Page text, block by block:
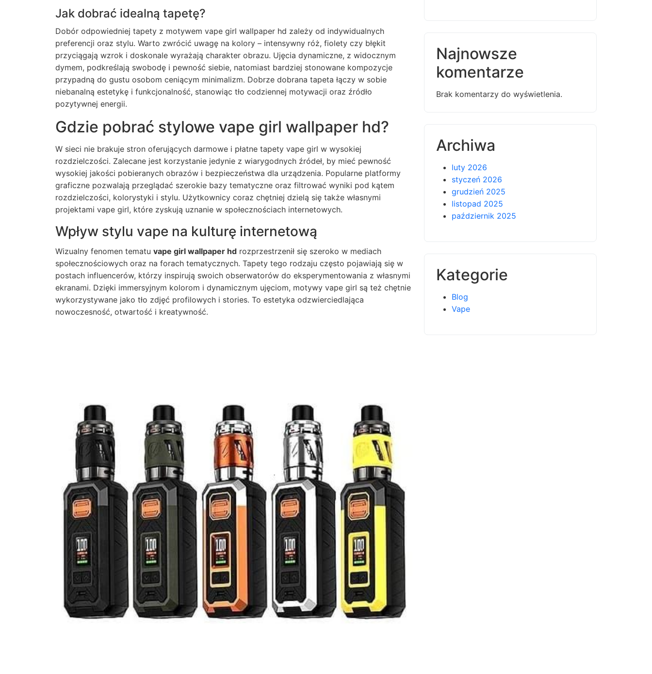
Jak dobrać idealną tapetę?
Dobór odpowiedniej tapety z motywem vape girl wallpaper hd zależy od indywidualnych
preferencji oraz stylu. Warto zwrócić uwagę na kolory – intensywny róż, fiolety czy błękit
przyciągają wzrok i doskonale wyrażają charakter obrazu. Ujęcia dynamiczne, z widocznym
dymem, podkreślają swobodę i pewność siebie, natomiast bardziej stonowane kompozycje
przypadną do gustu osobom ceniącym minimalizm. Dobrze dobrana tapeta łączy w sobie
niebanalną estetykę i funkcjonalność, stanowiąc tło codziennej motywacji oraz źródło
pozytywnej energii.
Gdzie pobrać stylowe vape girl wallpaper hd?
W sieci nie brakuje stron oferujących darmowe i płatne tapety vape girl w wysokiej
rozdzielczości. Zalecane jest korzystanie jedynie z wiarygodnych źródeł, by mieć pewność
wysokiej jakości pobieranych obrazów i bezpieczeństwa dla urządzenia. Popularne platformy
graficzne pozwalają przeglądać szerokie bazy tematyczne oraz filtrować wyniki pod kątem
rozdzielczości, kolorystyki i stylu. Użytkownicy coraz chętniej dzielą się także własnymi
projektami vape girl, które zyskują uznanie w społecznościach internetowych.
Wpływ stylu vape na kulturę internetową
Wizualny fenomen tematu vape girl wallpaper hd rozprzestrzenił się szeroko w mediach
społecznościowych oraz na forach tematycznych. Tapety tego rodzaju często pojawiają się w
postach influencerów, którzy inspirują swoich obserwatorów do eksperymentowania z własnymi
ekranami. Dzięki immersyjnym kolorom i dynamicznym ujęciom, motywy vape girl są też chętnie
wykorzystywane jako tło zdjęć profilowych i stories. To estetyka odzwierciedlająca
nowoczesność, otwartość i kreatywność.
Najnowsze
komentarze
Brak komentarzy do wyświetlenia.
Archiwa
luty 2026
styczeń 2026
grudzień 2025
listopad 2025
październik 2025
Kategorie
Blog
Vape